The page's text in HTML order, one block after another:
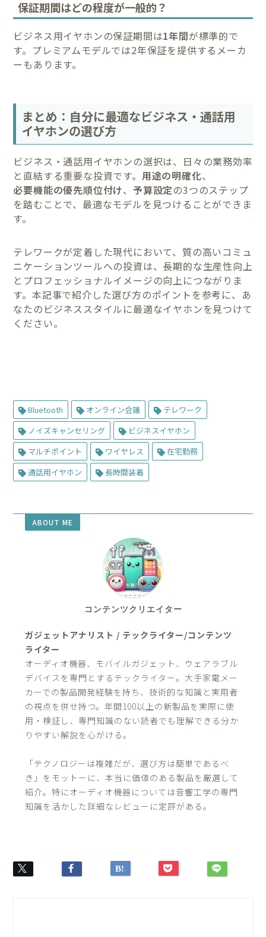
保証期間はどの程度が一般的？
ビジネス用イヤホンの保証期間は1年間が標準的で
す。プレミアムモデルでは2年保証を提供するメーカ
ーもあります。
まとめ：自分に最適なビジネス・通話用
イヤホンの選び方
ビジネス・通話用イヤホンの選択は、日々の業務効率
と直結する重要な投資です。 用途の明確化、
必要機能の優先順位付け、予算設定の3つのステップ
を踏むことで、最適なモデルを見つけることができま
す。
テレワークが定着した現代において、質の高いコミュ
ニケーションツールへの投資は、長期的な生産性向上
とプロフェッショナルイメージの向上につながりま
す。本記事で紹介した選び方のポイントを参考に、あ
なたのビジネススタイルに最適なイヤホンを見つけて
ください。
Bluetooth オンライン会議
テレワーク
ノイズキャンセリング
ビジネスイヤホン
マルチポイント
ワイヤレス
在宅勤務
通話用イヤホン
長時間装着
ABOUT ME
コンテンツクリエイター
ガジェットアナリスト / テックライター/コンテンツ
ライター
オーディオ機器、モバイルガジェット、ウェアラブル
デバイスを専門とするテックライター。大手家電メー
カーでの製品開発経験を持ち、技術的な知識と実用者
の視点を併せ持つ。年間100以上の新製品を実際に使
用・検証し、専門知識のない読者でも理解できる分か
りやすい解説を心がける。
「テクノロジーは複雑だが、選び方は簡単であるべ
き」をモットーに、本当に価値のある製品を厳選して
紹介。特にオーディオ機器については音響工学の専門
知識を活かした詳細なレビューに定評がある。